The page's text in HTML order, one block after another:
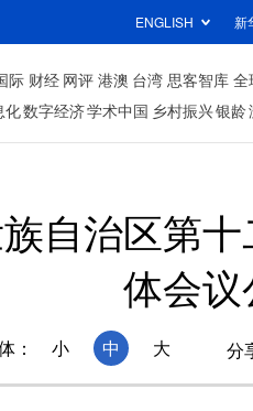
ENGLISH 新
际 财经 网评 港澳 台湾 思客智库 全
化数字经济学术中国 乡村振兴银龄
自治区第
体会议
： 小 中 大 分